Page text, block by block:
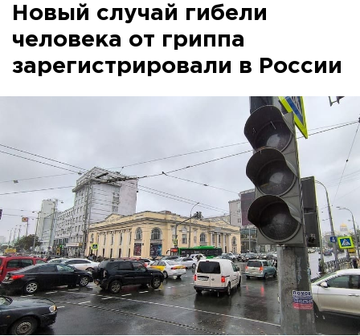
Новый случай гибели
человека от гриппа
зарегистрировали в России